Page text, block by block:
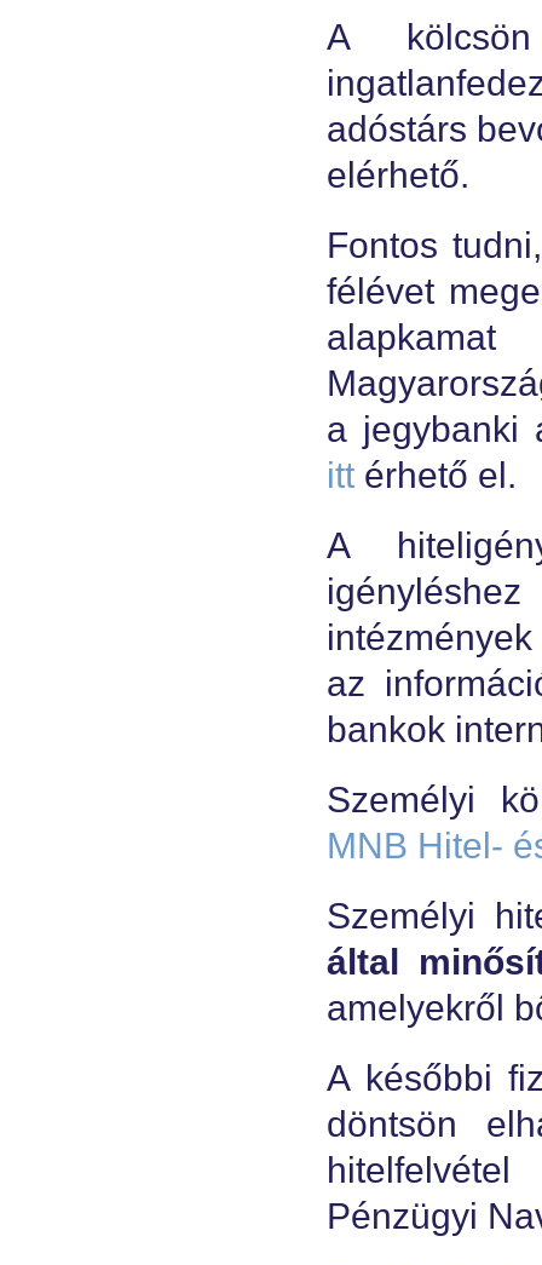
A
adóstárs
elérhető.
Fontos
félévet
a jegybanki
itt érhető el.
A
az
bankok
Személyi
MNB Hitel-
Személyi
által
amelyekről
A későbbi
döntsön
Pénzügyi